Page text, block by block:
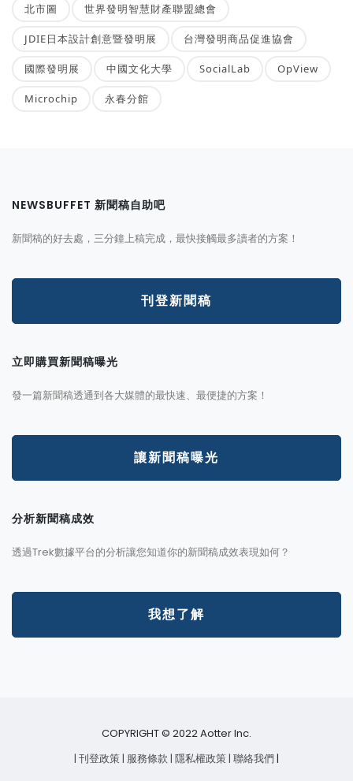
北市圖 世界發明智慧財產聯盟總會
JDIE日本設計創意暨發明展 台灣發明商品促進協會
國際發明展 中國文化大學 SocialLab OpView
Microchip 永春分館
NEWSBUFFET 新聞稿自助吧
新聞稿的好去處，三分鐘上稿完成，最快接觸最多讀者的方案！
刊登新聞稿
立即購買新聞稿曝光
發一篇新聞稿透通到各大媒體的最快速、最便捷的方案！
讓新聞稿曝光
分析新聞稿成效
透過Trek數據平台的分析讓您知道你的新聞稿成效表現如何？
我想了解
COPYRIGHT © 2022 Aotter Inc.
| 刊登政策| 服務條款 | 隱私權政策| 聯絡我們 |